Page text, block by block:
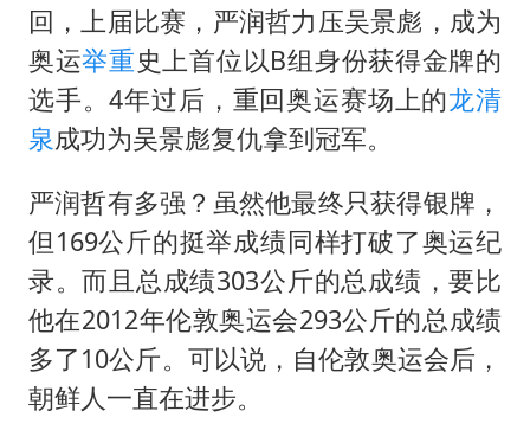
伊朗最高领袖将任命数名高级指挥官
上海将苏州河水强排至黄浦江
中方：奉劝美方解除对古巴制裁封锁
我国民营企业创新动能持续增强
高铁双人座被免票儿童挤成3人座
真理之光，何以能照亮复兴之路？
回，上届比赛，严润哲力压吴景彪，成为
奥运举重史上首位以B组身份获得金牌的
选手。4年过后，重回奥运赛场上的龙清
泉成功为吴景彪复仇拿到冠军。
严润哲有多强？虽然他最终只获得银牌，
但169公斤的挺举成绩同样打破了奥运纪
录。而且总成绩303公斤的总成绩，要比
他在2012年伦敦奥运会293公斤的总成绩
多了10公斤。可以说，自伦敦奥运会后，
朝鲜人一直在进步。